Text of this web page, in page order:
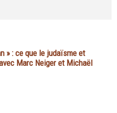
» : ce que le judaïsme et
Marc Neiger et Michaël